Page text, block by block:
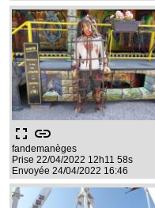
fullscreen link
fandemanèges
Prise 22/04/2022 12h11 58s
Envoyée 24/04/2022 16:46